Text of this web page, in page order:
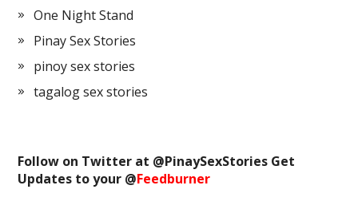
One Night Stand
Pinay Sex Stories
pinoy sex stories
tagalog sex stories
Follow on Twitter at @PinaySexStories Get
Updates to your @Feedburner